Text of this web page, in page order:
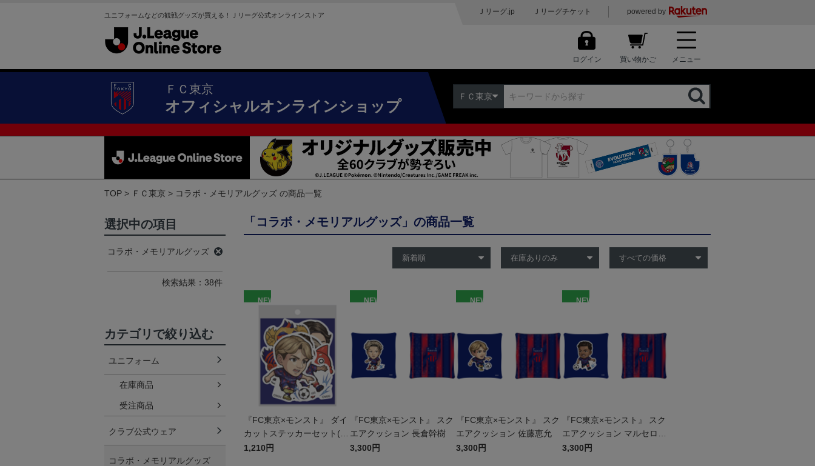
ユニフォームなどの観戦グッズが買える！Ｊリーグ公式オンラインストア Ｊリーグ.jp Ｊリーグチケット powered by
ログイン 買い物かご メニュー
ＦＣ東京
オフィシャルオンラインショップ
ＦＣ東京
TOP ＦＣ東京 コラボ・メモリアルグッズ の商品一覧
「コラボ・メモリアルグッズ」の商品一覧
NEW
『FC東京×モンスト』 ダイ
カットステッカーセット(6
枚入り)
1,210円
NEW
『FC東京×モンスト』 スク
エアクッション 長倉幹樹
3,300円
NEW
『FC東京×モンスト』 スク
エアクッション 佐藤恵允
3,300円
NEW
『FC東京×モンスト』 スク
エアクッション マルセロ
ヒアン
3,300円
選択中の項目
コラボ・メモリアルグッズ
検索結果：38件
カテゴリで絞り込む
ユニフォーム
在庫商品
受注商品
クラブ公式ウェア
コラボ・メモリアルグッズ